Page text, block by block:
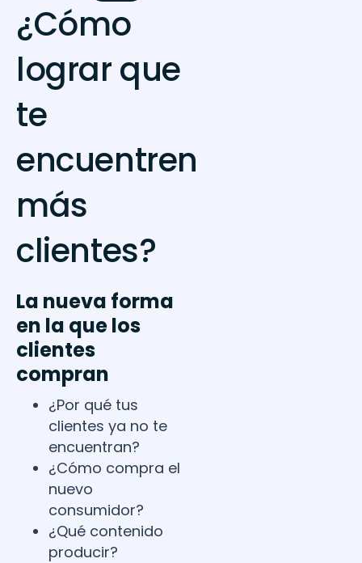
¿Cómo
lograr que
te
encuentren
más
clientes?
La nueva forma
en la que los
clientes
compran
¿Por qué tus
clientes ya no te
encuentran?
¿Cómo compra el
nuevo
consumidor?
¿Qué contenido
producir?